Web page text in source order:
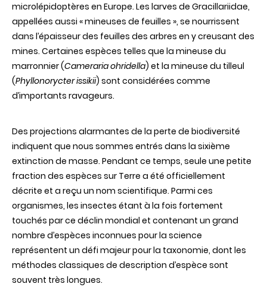
21
potentielles
nouvelles
espèces
microlépidoptères
européens
microlépidoptères en Europe. Les larves de Gracillariidae,
appellées aussi « mineuses de feuilles », se nourrissent
dans l’épaisseur des feuilles des arbres en y creusant des
mines. Certaines espèces telles que la mineuse du
marronnier (Cameraria ohridella) et la mineuse du tilleul
(Phyllonorycter issikii) sont considérées comme
d’importants ravageurs.
Des projections alarmantes de la perte de biodiversité
indiquent que nous sommes entrés dans la sixième
extinction de masse. Pendant ce temps, seule une petite
fraction des espèces sur Terre a été officiellement
décrite et a reçu un nom scientifique. Parmi ces
organismes, les insectes étant à la fois fortement
touchés par ce déclin mondial et contenant un grand
nombre d’espèces inconnues pour la science
représentent un défi majeur pour la taxonomie, dont les
méthodes classiques de description d’espèce sont
souvent très longues.